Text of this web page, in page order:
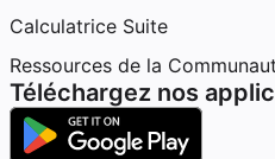
Calculatrice Suite
Ressources de la
Téléchargez nos